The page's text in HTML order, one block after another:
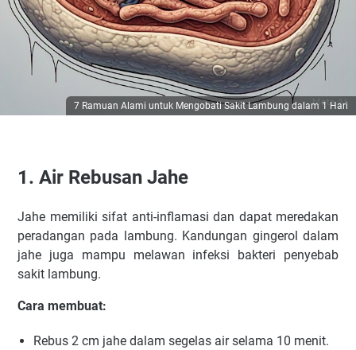
7 Ramuan Alami untuk Mengobati Sakit Lambung dalam 1 Hari
1. Air Rebusan Jahe
Jahe memiliki sifat anti-inflamasi dan dapat meredakan
peradangan pada lambung. Kandungan gingerol dalam
jahe juga mampu melawan infeksi bakteri penyebab
sakit lambung.
Cara membuat:
Rebus 2 cm jahe dalam segelas air selama 10 menit.